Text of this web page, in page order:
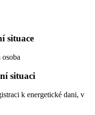
situace
situaci
k energetické dani, v